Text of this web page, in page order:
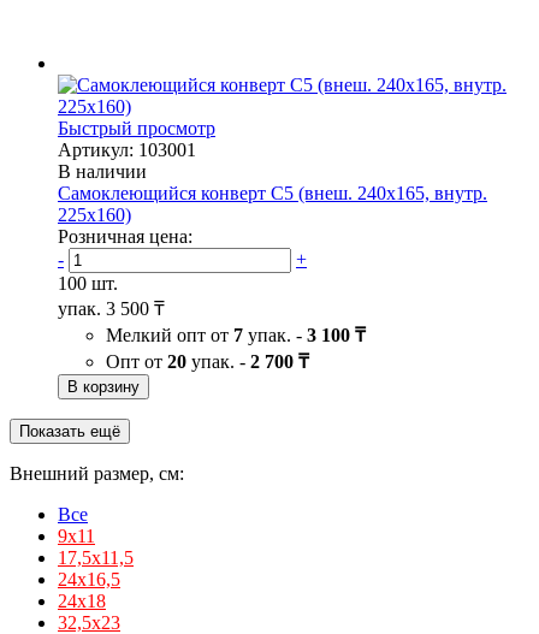
Быстрый просмотр
Артикул: 103001
В наличии
Самоклеющийся конверт С5 (внеш. 240х165, внутр.
225х160)
Розничная цена:
-
+
100 шт.
упак. 3 500 ₸
Мелкий опт от 7 упак. - 3 100 ₸
Опт от 20 упак. - 2 700 ₸
В корзину
Показать ещё
Внешний размер, см:
Все
9х11
17,5х11,5
24х16,5
24х18
32,5х23